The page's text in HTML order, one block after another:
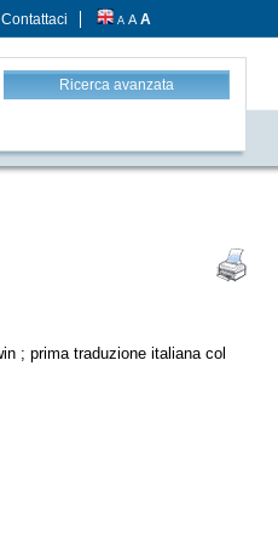
Contattaci A A A
Ricerca avanzata